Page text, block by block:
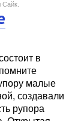
в
малые
создавали
рупора